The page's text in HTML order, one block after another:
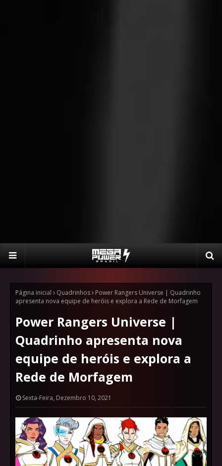
Página inicial Quadrinhos
Power Rangers Universe | Quadrinho
apresenta nova equipe de heróis e explora a Rede de Morfagem
Power Rangers Universe |
Quadrinho apresenta nova
equipe de heróis e explora a
Rede de Morfagem
Sexta-Feira, Dezembro 10, 2021